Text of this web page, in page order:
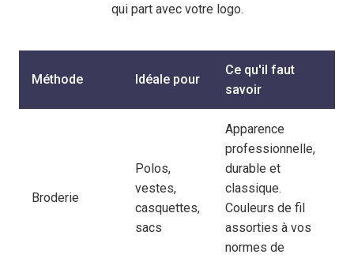
qui part avec votre logo.
Méthode Idéale pour
Ce qu'il faut
savoir
Broderie
Polos,
vestes,
casquettes,
sacs
Apparence
professionnelle,
durable et
classique.
Couleurs de fil
assorties à vos
normes de